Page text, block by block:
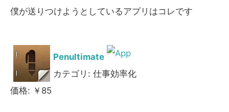
僕が送りつけようとしているアプリはコレです
Penultimate
カテゴリ: 仕事効率化
価格: ￥85